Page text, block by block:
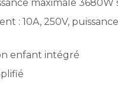
maximale 3680W
: 10A, 250V,
enfant intégré